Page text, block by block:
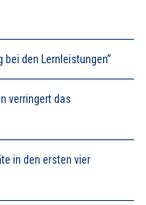
den Lernleistungen”
verringert das
in den ersten vier